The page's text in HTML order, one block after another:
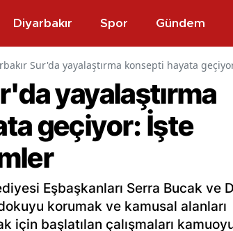
Diyarbakır Spor Gündem
Sur'da yayalaştırma konsepti hayata
yayalaştırma
geçiyor: İşte
Eşbaşkanları Serra Bucak ve
korumak ve kamusal alanları
için başlatılan çalışmaları